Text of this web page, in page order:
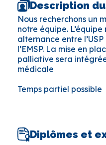
Description
Nous recherchons un
notre équipe.
alternance entre
l’EMSP. La mise en
palliative sera
médicale
Temps partiel possible
Diplômes et